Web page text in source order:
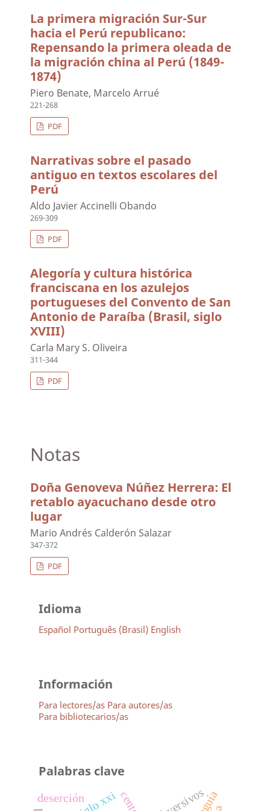
La primera migración Sur-Sur
hacia el Perú republicano:
Repensando la primera oleada de
la migración china al Perú (1849-
1874)
Piero Benate, Marcelo Arrué
221-268
PDF
Narrativas sobre el pasado
antiguo en textos escolares del
Perú
Aldo Javier Accinelli Obando
269-309
PDF
Alegoría y cultura histórica
franciscana en los azulejos
portugueses del Convento de San
Antonio de Paraíba (Brasil, siglo
XVIII)
Carla Mary S. Oliveira
311-344
PDF
Notas
Doña Genoveva Núñez Herrera: El
retablo ayacuchano desde otro
lugar
Mario Andrés Calderón Salazar
347-372
PDF
Idioma
Español Português (Brasil) English
Información
Para lectores/as Para autores/as
Para bibliotecarios/as
Palabras clave
deserción